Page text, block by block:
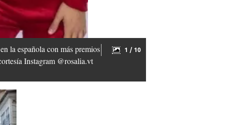
la española con más premios
Instagram @rosalia.vt
1 / 10